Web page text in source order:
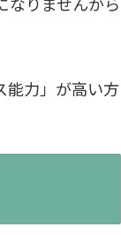
能力」が高い方